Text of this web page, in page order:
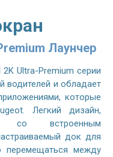
Лаунчер
Ultra-Premium серии
водителей и обладает
которые
Легкий дизайн,
со встроенным
док для
перемещаться между